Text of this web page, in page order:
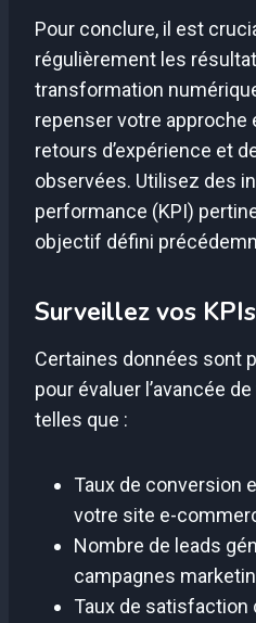
Pour conclure, il est
régulièrement les
transformation
repenser votre approche
retours d’expérience et
observées. Utilisez des
performance (KPI)
objectif défini
Surveillez vos KPIs
Certaines données sont
pour évaluer l’avancée
telles que :
Taux de conversion
votre site e-
Nombre de leads
campagnes
Taux de satisfaction